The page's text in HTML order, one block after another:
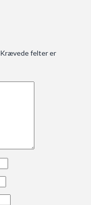
Krævede felter er